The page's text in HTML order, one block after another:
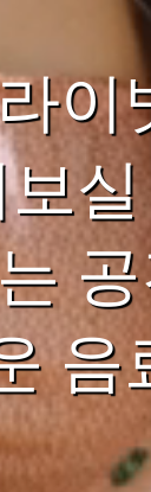
이
음